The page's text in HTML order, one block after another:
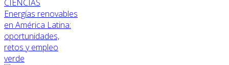
CIENCIAS
Energías renovables
en América Latina:
oportunidades,
retos y empleo
verde